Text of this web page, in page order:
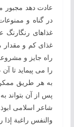
عادت دهد مجبور
در گناه و
غذاهای
غذای کم و مقدار
راه جایز و
را می‏ پیماید تا
به هر طریق
پس از آن بتواند
شاعر اسلامی
والنفس راغبة إذا